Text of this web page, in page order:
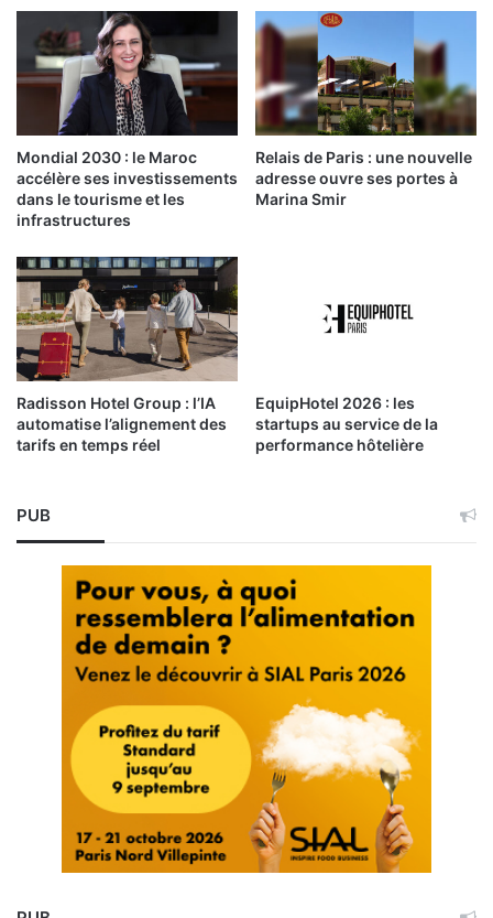
Mondial 2030 : le Maroc
accélère ses investissements
dans le tourisme et les
infrastructures
Relais de Paris : une nouvelle
adresse ouvre ses portes à
Marina Smir
Radisson Hotel Group : l’IA
automatise l’alignement des
tarifs en temps réel
EquipHotel 2026 : les
startups au service de la
performance hôtelière
PUB